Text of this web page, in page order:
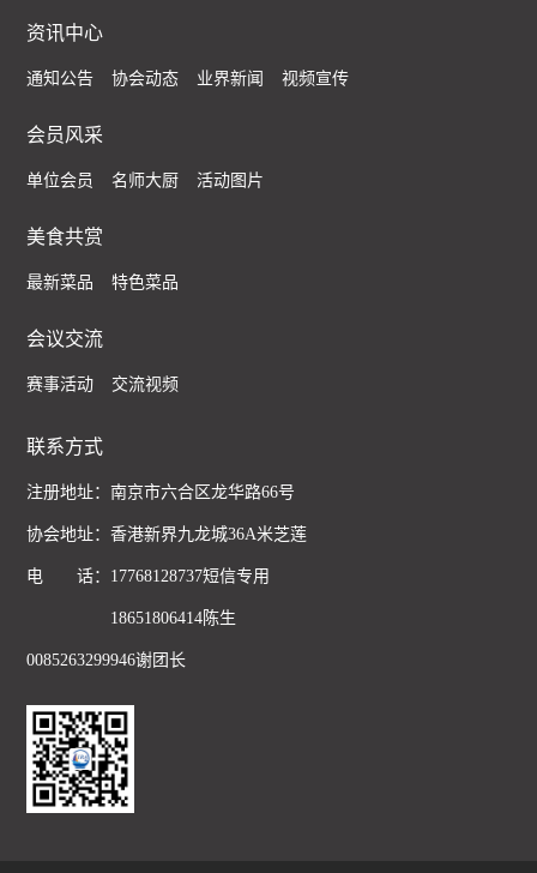
资讯中心
通知公告 协会动态 业界新闻 视频宣传
会员风采
单位会员 名师大厨 活动图片
美食共赏
最新菜品 特色菜品
会议交流
赛事活动 交流视频
联系方式
注册地址：南京市六合区龙华路66号
协会地址：香港新界九龙城36A米芝莲
电 话：17768128737短信专用
18651806414陈生
0085263299946谢团长